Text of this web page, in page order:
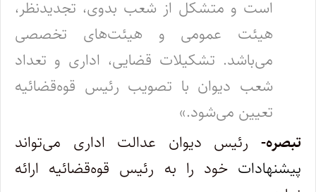
است و متشکل از شعب بدوی، تجدیدنظر،
هیئت عمومی و هیئت‌های تخصصی
می‌باشد. تشکیلات قضایی، اداری و تعداد
شعب دیوان با تصویب رئیس قوه‌قضائیه
تعیین می‌شود.»
تبصره- رئیس دیوان عدالت اداری می‌تواند
پیشنهادات خود را به رئیس قوه‌قضائیه ارائه